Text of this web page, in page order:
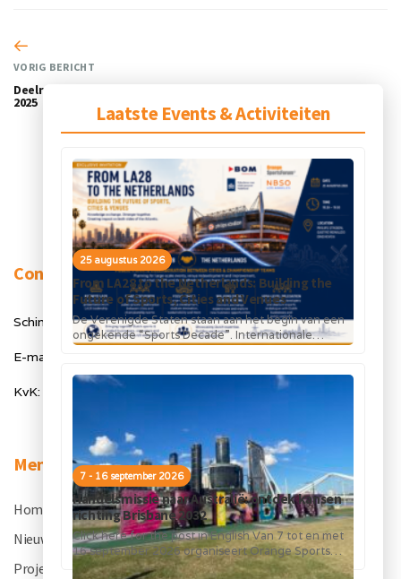
Laatste Events & Activiteiten
25 augustus 2026
From LA28 to the Netherlands: Building the
Future of Sports, Cities and Venues
De Verenigde Staten staan aan het begin van een
ongekende “Sports Decade”. Internationale
topsportevenementen en grote investeringen in
7 - 16 september 2026
Handelsmissie naar Australië: ontdek kansen
richting Brisbane 2032
Click here for the post in English Van 7 tot en met
16 september 2026 organiseert Orange Sports
Forum in...
VORIG BERICHT
Deelname Africa Sports Expo
2025
Contact
Schimmelt 40, 5611 ZX Eindhoven
E-mail: info@orangesportsforum.com
KvK: 50334905
Menu
Home
Nieuws
Projecten